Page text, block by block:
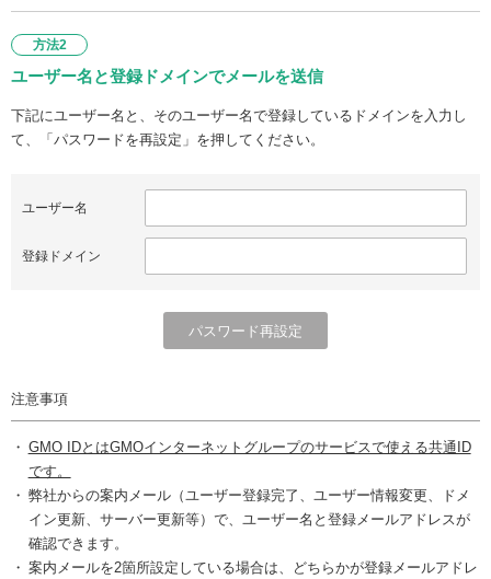
方法2
ユーザー名と登録ドメインでメールを送信
下記にユーザー名と、そのユーザー名で登録しているドメインを入力し
て、「パスワードを再設定」を押してください。
ユーザー名
登録ドメイン
注意事項
GMO IDとはGMOインターネットグループのサービスで使える共通ID
です。
弊社からの案内メール（ユーザー登録完了、ユーザー情報変更、ドメ
イン更新、サーバー更新等）で、ユーザー名と登録メールアドレスが
確認できます。
案内メールを2箇所設定している場合は、どちらかが登録メールアドレ